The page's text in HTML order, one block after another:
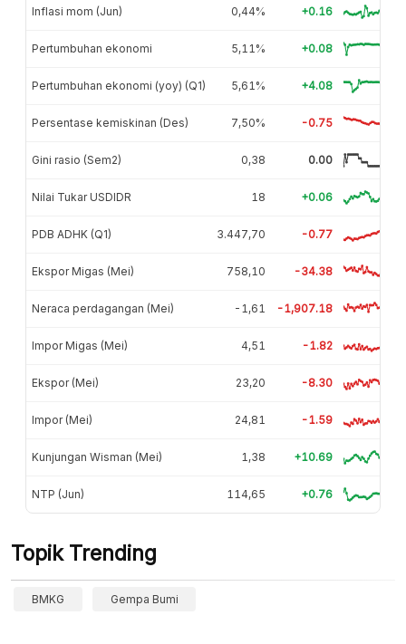
Inflasi mom (Jun) 0,44% +0.16
Pertumbuhan ekonomi 5,11% +0.08
Pertumbuhan ekonomi (yoy) (Q1) 5,61% +4.08
Persentase kemiskinan (Des) 7,50% -0.75
Gini rasio (Sem2) 0,38 0.00
Nilai Tukar USDIDR 18 +0.06
PDB ADHK (Q1) 3.447,70 -0.77
Ekspor Migas (Mei) 758,10 -34.38
Neraca perdagangan (Mei) -1,61 -1,907.18
Impor Migas (Mei) 4,51 -1.82
Ekspor (Mei) 23,20 -8.30
Impor (Mei) 24,81 -1.59
Kunjungan Wisman (Mei) 1,38 +10.69
NTP (Jun) 114,65 +0.76
Topik Trending
BMKG Gempa Bumi